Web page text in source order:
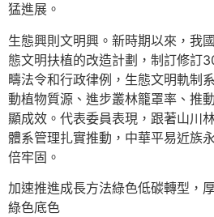
猛進展。
生態興則文明興。新時期以來，我
態文明扶植的改造計劃，制訂修訂
疇法令和行政律例，生態文明軌制
動植物質源、進步叢林籠罩率、推
顯成效。代表委員表現，跟著山川
體系管理扎實推動，中華平易近族
倍牢固。
加速推進成長方法綠色低碳轉型，
綠色底色